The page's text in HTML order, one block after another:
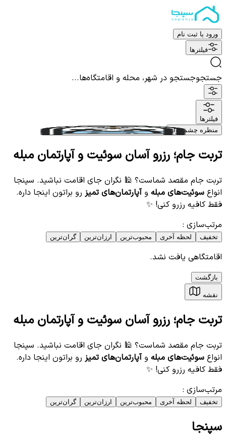
ورود یا ثبت نام
فیلترها
جستجوجستجو در شهر، محله و اقامتگاه‌ها...
فیلترها
منظره چشم نواز
تربت جام؛ رزرو آسان سوئیت و آپارتمان مبله
تربت جام مقصد شماست؟ 🕌 نگران جای اقامت نباشید. سپنجا
انواع سوئیت‌های مبله وآپارتمان‌های تمیز رو براتون اینجا داره.
فقط کافیه رزرو کنی! ✨
مرتب‌سازی :
تخفیف لحظه آخری محبوب‌ترین ارزان‌ترین گران‌ترین
اقامتگاهی یافت نشد.
بازگشت
نقشه
تربت جام؛ رزرو آسان سوئیت و آپارتمان مبله
تربت جام مقصد شماست؟ 🕌 نگران جای اقامت نباشید. سپنجا
انواع سوئیت‌های مبله وآپارتمان‌های تمیز رو براتون اینجا داره.
فقط کافیه رزرو کنی! ✨
مرتب‌سازی :
تخفیف لحظه آخری محبوب‌ترین ارزان‌ترین گران‌ترین
سپنجا